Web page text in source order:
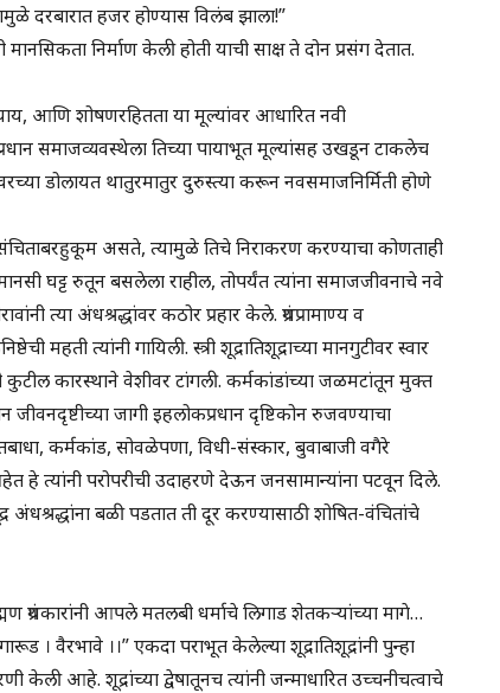
दरबारात हजर होण्यास विलंब झाला!”
निर्माण केली होती याची साक्ष ते दोन प्रसंग देतात.
आणि शोषणरहितता या मूल्यांवर आधारित नवी
समाजव्यवस्थेला तिच्या पायाभूत मूल्यांसह उखडून टाकलेच
डोलायत थातुरमातुर दुरुस्त्या करून नवसमाजनिर्मिती होणे
असते, त्यामुळे तिचे निराकरण करण्याचा कोणताही
घट्ट रुतून बसलेला राहील, तोपर्यंत त्यांना समाजजीवनाचे नवे
अंधश्रद्धांवर कठोर प्रहार केले. ग्रंथप्रामाण्य व
महती त्यांनी गायिली. स्त्री शूद्रातिशूद्राच्या मानगुटीवर स्वार
कुटील कारस्थाने वेशीवर टांगली. कर्मकांडांच्या जळमटांतून मुक्त
जीवनदृष्टीच्या जागी इहलोकप्रधान दृष्टिकोन रुजवण्याचा
कर्मकांड, सोवळेपणा, विधी-संस्कार, बुवाबाजी वगैरे
त्यांनी परोपरीची उदाहरणे देऊन जनसामान्यांना पटवून दिले.
अंधश्रद्धांना बळी पडतात ती दूर करण्यासाठी शोषित-वंचितांचे
ग्रंथकारांनी आपले मतलबी धर्माचे लिगाड शेतकऱ्यांच्या मागे…
। वैरभावे ।।” एकदा पराभूत केलेल्या शूद्रातिशूद्रांनी पुन्हा
केली आहे. शूद्रांच्या द्वेषातूनच त्यांनी जन्माधारित उच्चनीचत्वाचे